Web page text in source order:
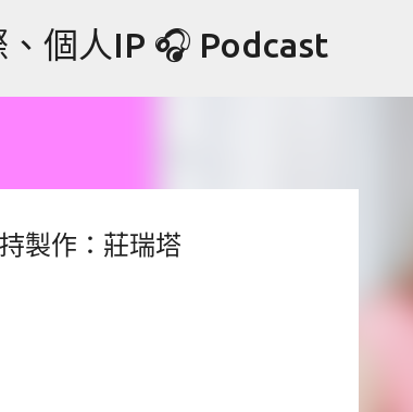
跳到主要內容
個人IP 🎧 Podcast
製作：莊瑞塔